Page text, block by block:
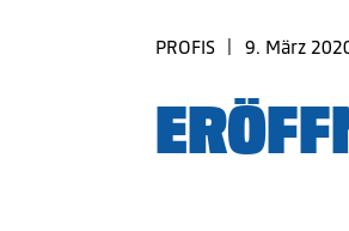
PROFIS 9. März